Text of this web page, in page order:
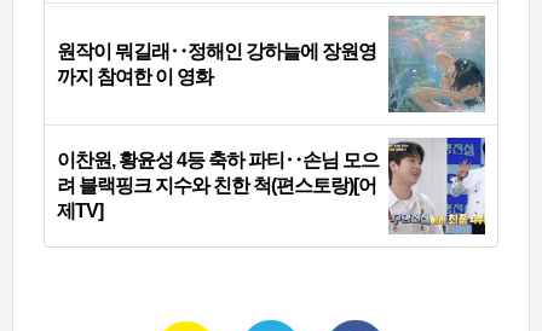
원작이 뭐길래‥정해인 강하늘에 장원영
까지 참여한 이 영화
이찬원, 황윤성 4등 축하 파티‥손님 모으
려 블랙핑크 지수와 친한 척(편스토랑)[어
제TV]